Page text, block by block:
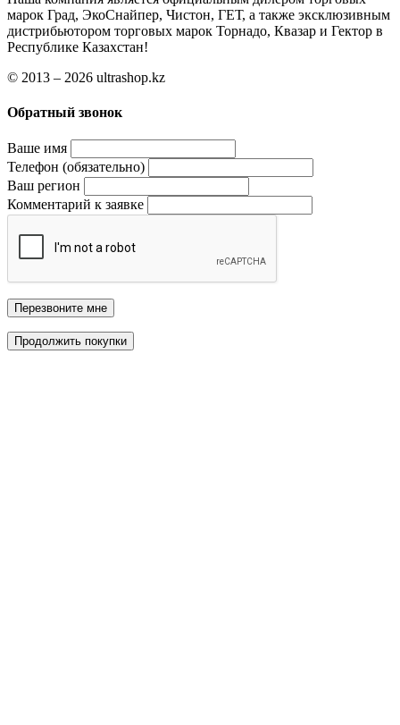
марок Град, ЭкоСнайпер, Чистон, ГЕТ, а также эксклюзивным
дистрибьютором торговых марок Торнадо, Квазар и Гектор в
Республике Казахстан!
© 2013 – 2026 ultrashop.kz
Обратный звонок
Ваше имя
Телефон (обязательно)
Ваш регион
Комментарий к заявке
Перезвоните мне
Продолжить покупки